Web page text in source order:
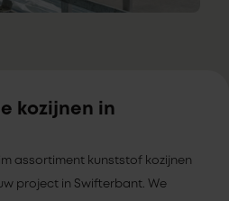
kozijnen in
assortiment kunststof kozijnen
project in Swifterbant. We